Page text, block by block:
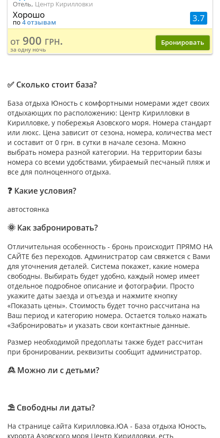
Отель, Центр Кирилловки
3.7
Хорошо
по 4 отзывам
от 900 грн.
за одну ночь
Бронировать
✅ Сколько стоит база?
База отдыха Юность с комфортными номерами ждет своих
отдыхающих по расположению: Центр Кирилловки в
Кирилловке, у побережья Азовского моря. Номера стандарт
или люкс. Цена зависит от сезона, номера, количества мест
и составит от 0 грн. в сутки в начале сезона. Можно
выбрать номера разной категории. На территории базы
номера со всеми удобствами, убираемый песчаный пляж и
все для полноценного отдыха.
❓ Какие условия?
автостоянка
🌞 Как забронировать?
Отличительная особенность - бронь происходит ПРЯМО НА
САЙТЕ без переходов. Администратор сам свяжется с Вами
для уточнения деталей. Система покажет, какие номера
свободны. Выбирать будет удобно, каждый номер имеет
отдельное подробное описание и фотографии. Просто
укажите даты заезда и отъезда и нажмите кнопку
«Показать цены». Стоимость будет точно рассчитана на
Ваш период и категорию номера. Остается только нажать
«Забронировать» и указать свои контактные данные.
Размер необходимой предоплаты также будет рассчитан
при бронировании, реквизиты сообщит администратор.
🙎 Можно ли с детьми?
⛱ Свободны ли даты?
На странице сайта Кирилловка.ЮА - База отдыха Юность,
курорта Азовского моря Центр Кирилловки, есть